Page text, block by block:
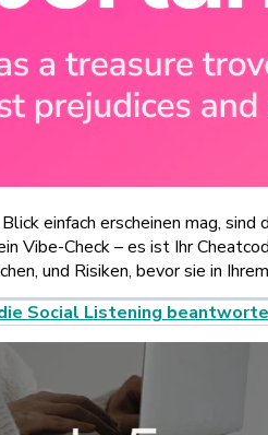
einfach erscheinen mag,
Vibe-Check – es ist Ihr
und Risiken, bevor sie in
Social Listening